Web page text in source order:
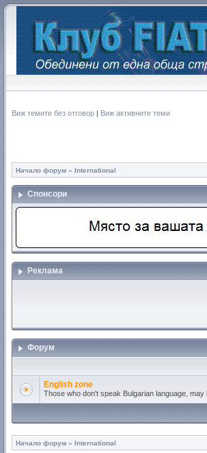
Виж темите без отговор | Виж активните теми
Начало форум » International
Спонсори
Реклама
Форум
English zone
Those who don't speak Bulgarian language,
Начало форум » International